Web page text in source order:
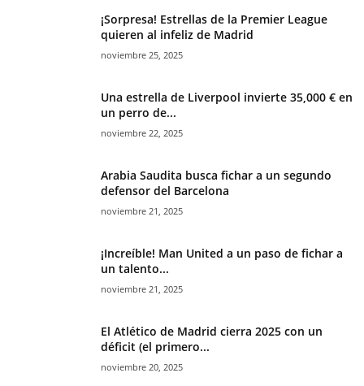
¡Sorpresa! Estrellas de la Premier League
quieren al infeliz de Madrid
noviembre 25, 2025
Una estrella de Liverpool invierte 35,000 € en
un perro de...
noviembre 22, 2025
Arabia Saudita busca fichar a un segundo
defensor del Barcelona
noviembre 21, 2025
¡Increíble! Man United a un paso de fichar a
un talento...
noviembre 21, 2025
El Atlético de Madrid cierra 2025 con un
déficit (el primero...
noviembre 20, 2025